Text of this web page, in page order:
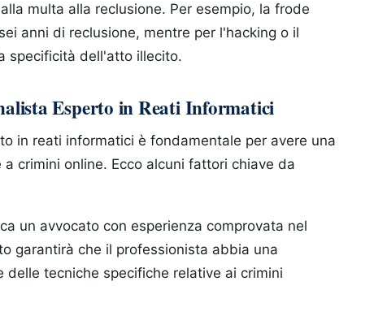
multa alla reclusione. Per esempio, la frode
anni di reclusione, mentre per l'hacking o il
specificità dell'atto illecito.
Esperto in Reati Informatici
in reati informatici è fondamentale per avere una
crimini online. Ecco alcuni fattori chiave da
un avvocato con esperienza comprovata nel
garantirà che il professionista abbia una
tecniche specifiche relative ai crimini